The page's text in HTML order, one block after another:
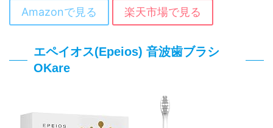
Amazonで見る 楽天市場で見る
エペイオス(Epeios) 音波歯ブラシ
OKare